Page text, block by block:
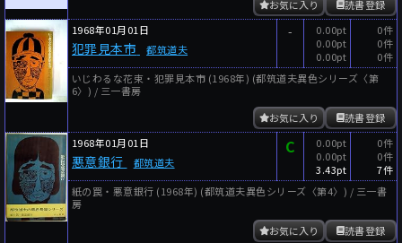
読書登録
お気に入り
1968年01月01日
犯罪見本市 都筑道夫
-
0.00pt
0.00pt
0.00pt
0件
0件
0件
いじわるな花束・犯罪見本市 (1968年) (都筑道夫異色シリーズ〈第
6〉) / 三一書房
読書登録
お気に入り
1968年01月01日
悪意銀行 都筑道夫
C
0.00pt
0.00pt
3.43pt
0件
0件
7件
紙の罠・悪意銀行 (1968年) (都筑道夫異色シリーズ〈第4〉) / 三一書
房
読書登録
お気に入り